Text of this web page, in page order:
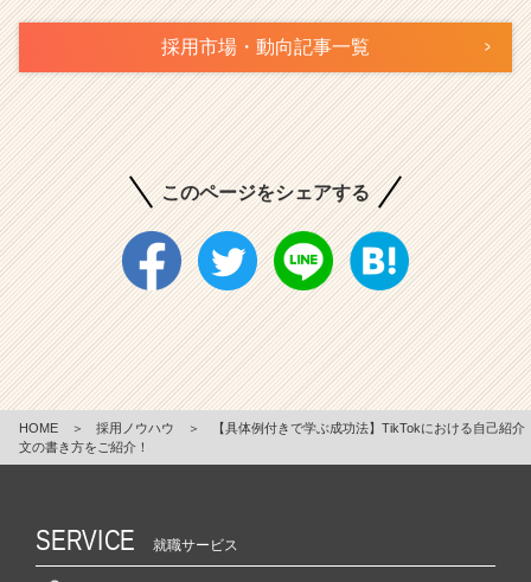
採用市場・動向記事一覧
このページをシェアする
HOME ＞ 採用ノウハウ ＞
【具体例付きで学ぶ成功法】TikTokにおける自己紹介
文の書き方をご紹介！
SERVICE 就職サービス